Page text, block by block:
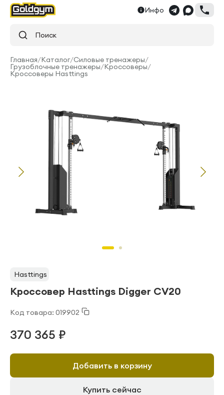
Инфо
Поиск
Главная/Каталог/Силовые тренажеры/
Грузоблочные тренажеры/Кроссоверы/
Кроссоверы Hasttings
Hasttings
Кроссовер Hasttings Digger CV20
Код товара: 019902
370 365 ₽
Добавить в корзину
Купить сейчас